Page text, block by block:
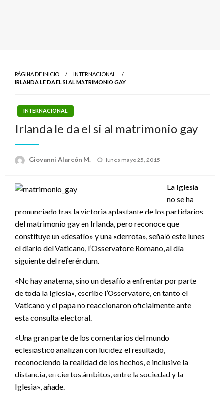
PÁGINA DE INICIO
INTERNACIONAL
IRLANDA LE DA EL SI AL MATRIMONIO GAY
INTERNACIONAL
Irlanda le da el si al matrimonio gay
Giovanni Alarcón M.
Publicado
lunes mayo 25, 2015
La Iglesia
no se ha
pronunciado tras la victoria aplastante de los partidarios
del matrimonio gay en Irlanda, pero reconoce que
constituye un «desafío» y una «derrota», señaló este lunes
el diario del Vaticano, l’Osservatore Romano, al día
siguiente del referéndum.
«No hay anatema, sino un desafío a enfrentar por parte
de toda la Iglesia», escribe l’Osservatore, en tanto el
Vaticano y el papa no reaccionaron oficialmente ante
esta consulta electoral.
«Una gran parte de los comentarios del mundo
eclesiástico analizan con lucidez el resultado,
reconociendo la realidad de los hechos, e inclusive la
distancia, en ciertos ámbitos, entre la sociedad y la
Iglesia», añade.